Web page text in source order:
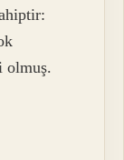
olmuş.